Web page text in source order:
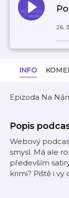
26.
INFO
Epizoda Na
Popis
Webový
smysl. Má ale
především
krimi? Piště i vy